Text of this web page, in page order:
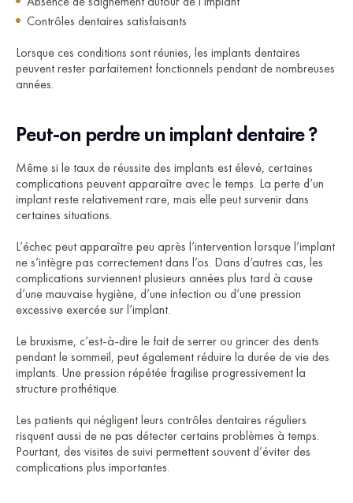
Contrôles dentaires satisfaisants
Lorsque ces conditions sont réunies, les implants dentaires
peuvent rester parfaitement fonctionnels pendant de nombreuses
années.
Peut-on perdre un implant dentaire ?
Même si le taux de réussite des implants est élevé, certaines
complications peuvent apparaître avec le temps. La perte d’un
implant reste relativement rare, mais elle peut survenir dans
certaines situations.
L’échec peut apparaître peu après l’intervention lorsque l’implant
ne s’intègre pas correctement dans l’os. Dans d’autres cas, les
complications surviennent plusieurs années plus tard à cause
d’une mauvaise hygiène, d’une infection ou d’une pression
excessive exercée sur l’implant.
Le bruxisme, c’est-à-dire le fait de serrer ou grincer des dents
pendant le sommeil, peut également réduire la durée de vie des
implants. Une pression répétée fragilise progressivement la
structure prothétique.
Les patients qui négligent leurs contrôles dentaires réguliers
risquent aussi de ne pas détecter certains problèmes à temps.
Pourtant, des visites de suivi permettent souvent d’éviter des
complications plus importantes.